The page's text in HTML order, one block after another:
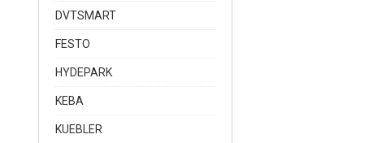
DVTSMART
FESTO
HYDEPARK
KEBA
KUEBLER